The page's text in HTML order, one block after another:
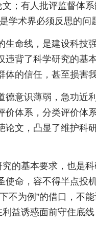
；有人批评监督体
学术界必须反思的问
命线，是建设科技
背了科学研究的基
的信任，甚至损害
意识薄弱，急功近
体系，分类评价体
文，凸显了维护科
的基本要求，也是
命，容不得半点投
为例”的借口，不能
益诱惑面前守住底